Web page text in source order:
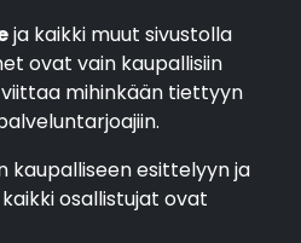
ja kaikki muut sivustolla
ovat vain kaupallisiin
mihinkään tiettyyn
kaupalliseen esittelyyn ja
osallistujat ovat